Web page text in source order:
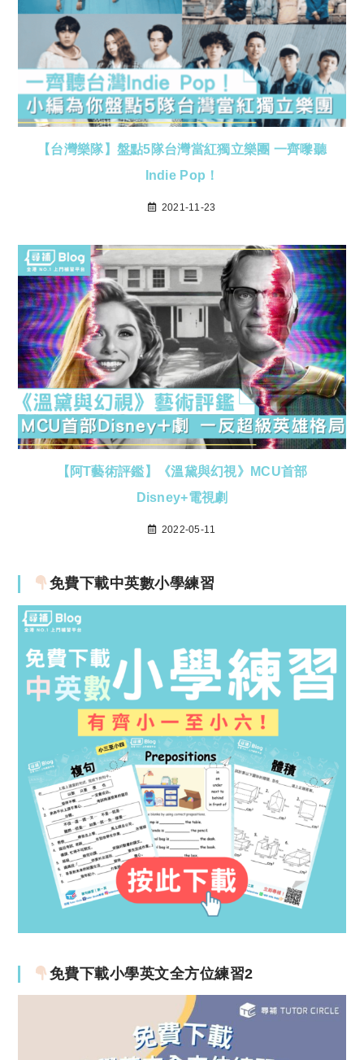
【台灣樂隊】盤點5隊台灣當紅獨立樂團 一齊嚟聽
Indie Pop！
2021-11-23
【阿T藝術評鑑】《溫黛與幻視》MCU首部
Disney+電視劇
2022-05-11
免費下載中英數小學練習
免費下載小學英文全方位練習2